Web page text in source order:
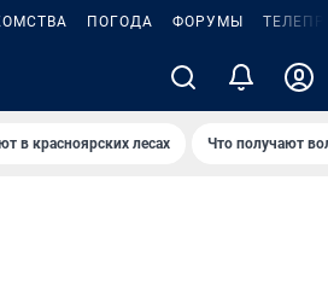
ПОГОДА ФОРУМЫ
в красноярских лесах Что получают